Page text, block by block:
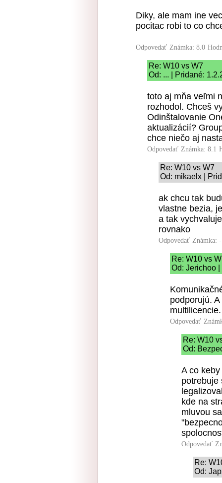
Diky, ale mam ine
pocitac robi to co
Odpovedať Známka: 8.0
Re: W10 vs W7
Od: ... | Pridané:
toto aj mňa veľmi
rozhodol. Chceš
Odinštalovanie
aktualizácií?
chce niečo aj
Odpovedať Známka: 8.1
Re: W10 vs W7
Od: mikaelx |
ak chcu tak
vlastne bezia,
a tak
rovnako
Odpovedať Známka:
Re: W10 vs
Od: Jerichoo
podporujú.
multilicencie.
Odpovedať
Re: W10
Od:
A co
potrebuje
kde na
mluvou
Odpovedať
Re:
Od: